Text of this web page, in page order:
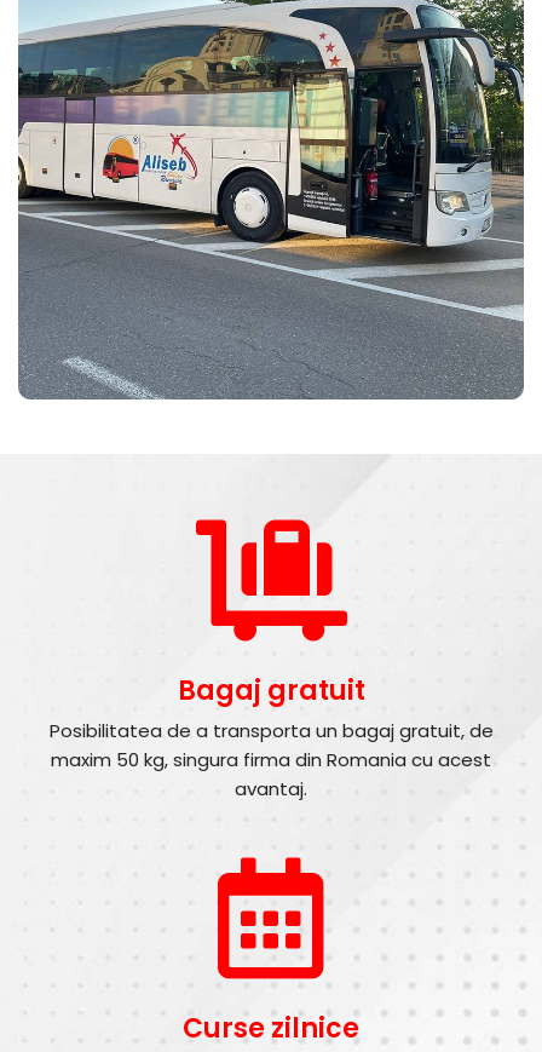
Bagaj gratuit
Posibilitatea de a transporta un bagaj gratuit, de
maxim 50 kg, singura firma din Romania cu acest
avantaj.
Curse zilnice